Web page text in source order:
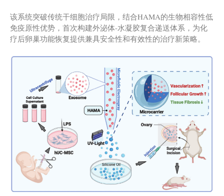
该系统突破传统干细胞治疗局限，结合HAMA的生物相容性低
免疫原性优势，首次构建外泌体-水凝胶复合递送体系，为化
疗后卵巢功能恢复提供兼具安全性和有效性的治疗新策略。